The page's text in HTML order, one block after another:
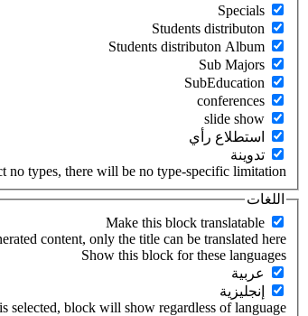
‏استطلاع رأي ‏
‏تدوينة ‏
no types, there will be no type-specific limitation.
اللغات
content, only the title can be translated here.
‏عربية ‏
‏إنجليزية ‏
selected, block will show regardless of language.